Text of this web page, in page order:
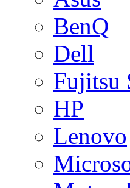
BenQ
Dell
Fujitsu
HP
Lenovo